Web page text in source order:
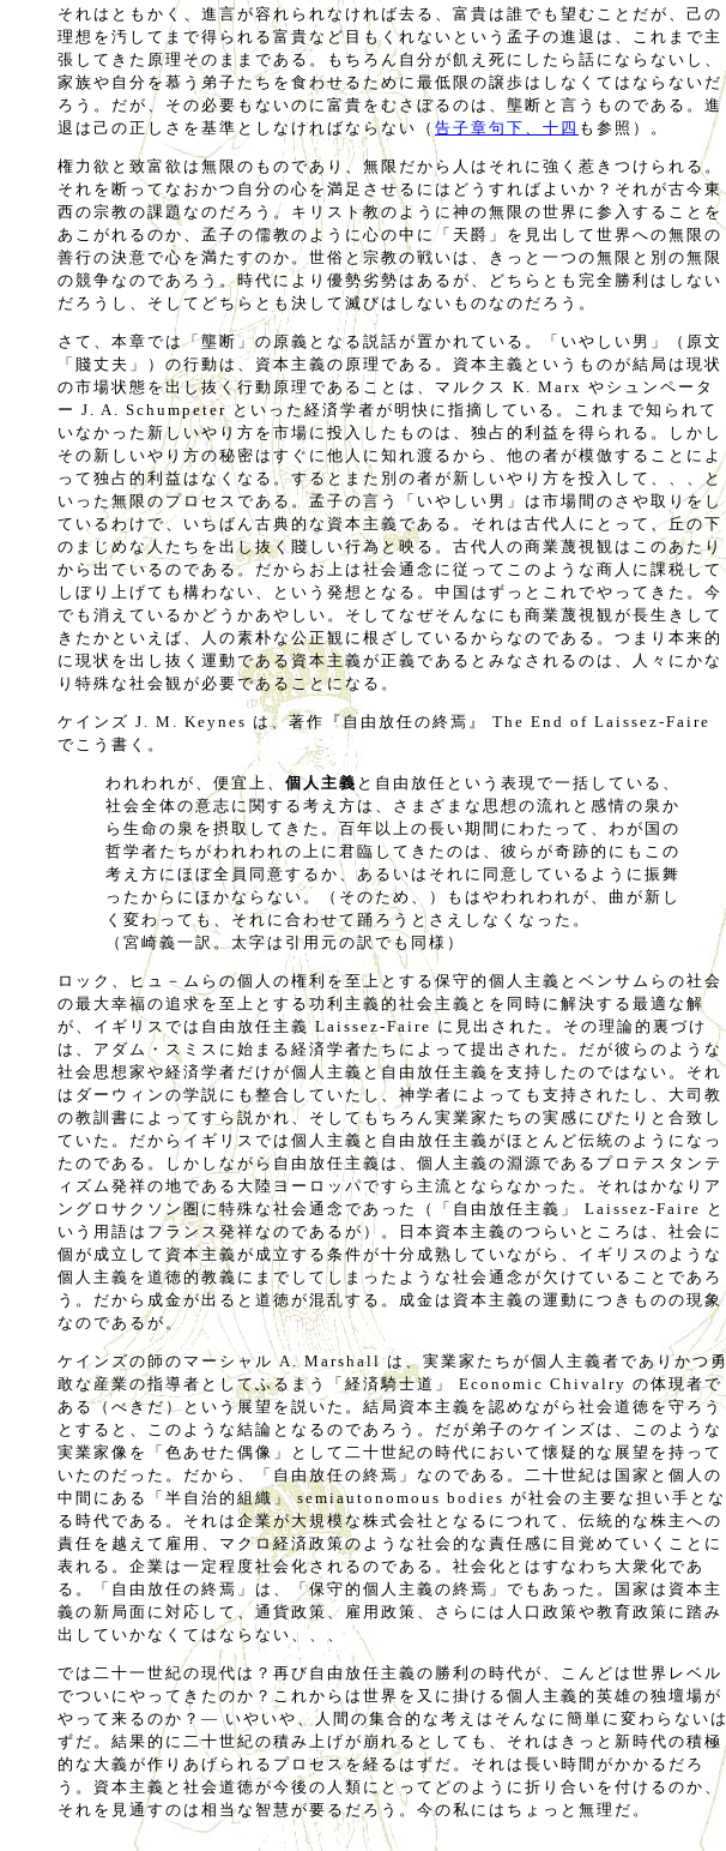
それはともかく、進言が容れられなければ去る、富貴は誰でも望むことだが、己の
理想を汚してまで得られる富貴など目もくれないという孟子の進退は、これまで主
張してきた原理そのままである。もちろん自分が飢え死にしたら話にならないし、
家族や自分を慕う弟子たちを食わせるために最低限の譲歩はしなくてはならないだ
ろう。だが、その必要もないのに富貴をむさぼるのは、壟断と言うものである。進
退は己の正しさを基準としなければならない（ 告子章句下、十四 も参照）。
権力欲と致富欲は無限のものであり、無限だから人はそれに強く惹きつけられる。
それを断ってなおかつ自分の心を満足させるにはどうすればよいか？それが古今東
西の宗教の課題なのだろう。キリスト教のように神の無限の世界に参入することを
あこがれるのか、孟子の儒教のように心の中に「天爵」を見出して世界への無限の
善行の決意で心を満たすのか。世俗と宗教の戦いは、きっと一つの無限と別の無限
の競争なのであろう。時代により優勢劣勢はあるが、どちらとも完全勝利はしない
だろうし、そしてどちらとも決して滅びはしないものなのだろう。
さて、本章では「壟断」の原義となる説話が置かれている。「いやしい男」（原文
「賤丈夫」）の行動は、資本主義の原理である。資本主義というものが結局は現状
の市場状態を出し抜く行動原理であることは、マルクス K. Marx やシュンペータ
ー J. A. Schumpeter といった経済学者が明快に指摘している。これまで知られて
いなかった新しいやり方を市場に投入したものは、独占的利益を得られる。しかし
その新しいやり方の秘密はすぐに他人に知れ渡るから、他の者が模倣することによ
って独占的利益はなくなる。するとまた別の者が新しいやり方を投入して、、、と
いった無限のプロセスである。孟子の言う「いやしい男」は市場間のさや取りをし
ているわけで、いちばん古典的な資本主義である。それは古代人にとって、丘の下
のまじめな人たちを出し抜く賤しい行為と映る。古代人の商業蔑視観はこのあたり
から出ているのである。だからお上は社会通念に従ってこのような商人に課税して
しぼり上げても構わない、という発想となる。中国はずっとこれでやってきた。今
でも消えているかどうかあやしい。そしてなぜそんなにも商業蔑視観が長生きして
きたかといえば、人の素朴な公正観に根ざしているからなのである。つまり本来的
に現状を出し抜く運動である資本主義が正義であるとみなされるのは、人々にかな
り特殊な社会観が必要であることになる。
ケインズ J. M. Keynes は、著作『自由放任の終焉』 The End of Laissez-Faire
でこう書く。
われわれが、便宜上、 個人主義 と自由放任という表現で一括している、
社会全体の意志に関する考え方は、さまざまな思想の流れと感情の泉か
ら生命の泉を摂取してきた。百年以上の長い期間にわたって、わが国の
哲学者たちがわれわれの上に君臨してきたのは、彼らが奇跡的にもこの
考え方にほぼ全員同意するか、あるいはそれに同意しているように振舞
ったからにほかならない。（そのため、）もはやわれわれが、曲が新し
く変わっても、それに合わせて踊ろうとさえしなくなった。
（宮崎義一訳。太字は引用元の訳でも同様）
ロック、ヒュ－ムらの個人の権利を至上とする保守的個人主義とベンサムらの社会
の最大幸福の追求を至上とする功利主義的社会主義とを同時に解決する最適な解
が、イギリスでは自由放任主義 Laissez-Faire に見出された。その理論的裏づけ
は、アダム・スミスに始まる経済学者たちによって提出された。だが彼らのような
社会思想家や経済学者だけが個人主義と自由放任主義を支持したのではない。それ
はダーウィンの学説にも整合していたし、神学者によっても支持されたし、大司教
の教訓書によってすら説かれ、そしてもちろん実業家たちの実感にぴたりと合致し
ていた。だからイギリスでは個人主義と自由放任主義がほとんど伝統のようになっ
たのである。しかしながら自由放任主義は、個人主義の淵源であるプロテスタンテ
ィズム発祥の地である大陸ヨーロッパですら主流とならなかった。それはかなりア
ングロサクソン圏に特殊な社会通念であった（「自由放任主義」 Laissez-Faire と
いう用語はフランス発祥なのであるが）。日本資本主義のつらいところは、社会に
個が成立して資本主義が成立する条件が十分成熟していながら、イギリスのような
個人主義を道徳的教義にまでしてしまったような社会通念が欠けていることであろ
う。だから成金が出ると道徳が混乱する。成金は資本主義の運動につきものの現象
なのであるが。
ケインズの師のマーシャル A. Marshall は、実業家たちが個人主義者でありかつ勇
敢な産業の指導者としてふるまう「経済騎士道」 Economic Chivalry の体現者で
ある（べきだ）という展望を説いた。結局資本主義を認めながら社会道徳を守ろう
とすると、このような結論となるのであろう。だが弟子のケインズは、このような
実業家像を「色あせた偶像」として二十世紀の時代において懐疑的な展望を持って
いたのだった。だから、「自由放任の終焉」なのである。二十世紀は国家と個人の
中間にある「半自治的組織」 semiautonomous bodies が社会の主要な担い手とな
る時代である。それは企業が大規模な株式会社となるにつれて、伝統的な株主への
責任を越えて雇用、マクロ経済政策のような社会的な責任感に目覚めていくことに
表れる。企業は一定程度社会化されるのである。社会化とはすなわち大衆化であ
る。「自由放任の終焉」は、「保守的個人主義の終焉」でもあった。国家は資本主
義の新局面に対応して、通貨政策、雇用政策、さらには人口政策や教育政策に踏み
出していかなくてはならない、、、
では二十一世紀の現代は？再び自由放任主義の勝利の時代が、こんどは世界レベル
でついにやってきたのか？これからは世界を又に掛ける個人主義的英雄の独壇場が
やって来るのか？― いやいや、人間の集合的な考えはそんなに簡単に変わらないは
ずだ。結果的に二十世紀の積み上げが崩れるとしても、それはきっと新時代の積極
的な大義が作りあげられるプロセスを経るはずだ。それは長い時間がかかるだろ
う。資本主義と社会道徳が今後の人類にとってどのように折り合いを付けるのか、
それを見通すのは相当な智慧が要るだろう。今の私にはちょっと無理だ。